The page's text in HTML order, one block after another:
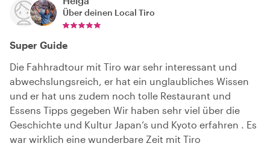
Über deinen Local Tiro
Super Guide
Die Fahhradtour mit Tiro war sehr interessant und
abwechslungsreich, er hat ein unglaubliches Wissen
und er hat uns zudem noch tolle Restaurant und
Essens Tipps gegeben Wir haben sehr viel über die
Geschichte und Kultur Japan‘s und Kyoto erfahren . Es
war wirklich eine wunderbare Zeit mit Tiro